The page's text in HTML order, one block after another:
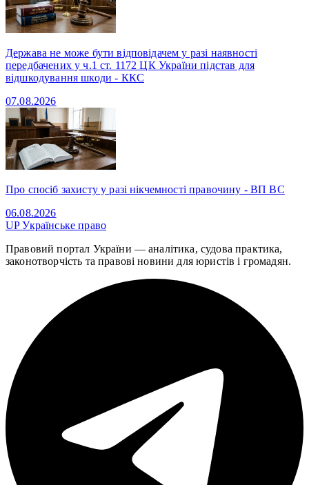
Держава не може бути відповідачем у разі наявності
передбачених у ч.1 ст. 1172 ЦК України підстав для
відшкодування шкоди - ККС
07.08.2026
Про спосіб захисту у разі нікчемності правочину - ВП ВС
06.08.2026
UPУкраїнське право
Правовий портал України — аналітика, судова практика,
законотворчість та правові новини для юристів і громадян.